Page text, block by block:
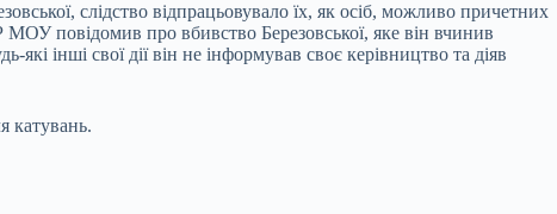
слідство відпрацьовувало їх, як осіб, можливо причетних
МОУ повідомив про вбивство Березовської, яке він вчинив
інші свої дії він не інформував своє керівництво та діяв
катувань.